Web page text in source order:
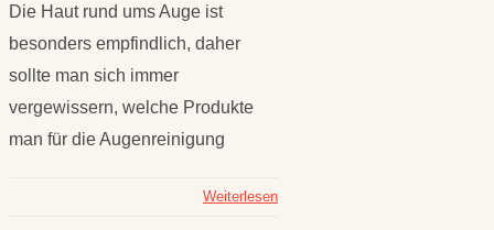
Die Haut rund ums Auge ist
besonders empfindlich, daher
sollte man sich immer
vergewissern, welche Produkte
man für die Augenreinigung
Weiterlesen